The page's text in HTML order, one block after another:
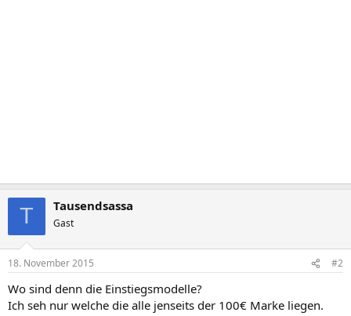
T Tausendsassa
Gast
18. November 2015 #2
Wo sind denn die Einstiegsmodelle?
Ich seh nur welche die alle jenseits der 100€ Marke liegen.